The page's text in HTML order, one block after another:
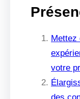
Mettez
votre
des